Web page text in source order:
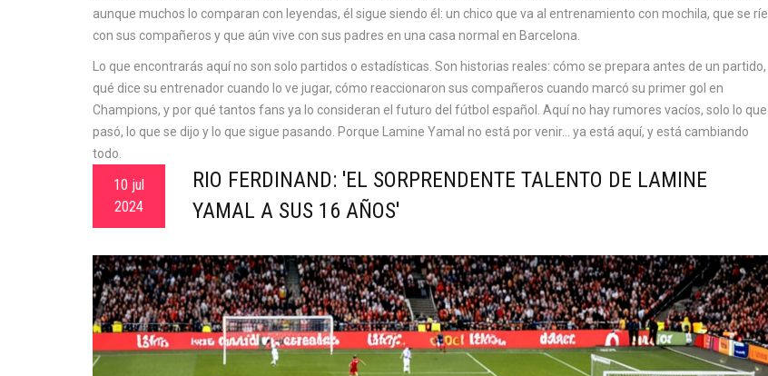
aunque muchos lo comparan con leyendas, él sigue siendo él: un chico que va al entrenamiento con mochila, que se ríe
con sus compañeros y que aún vive con sus padres en una casa normal en Barcelona.
Lo que encontrarás aquí no son solo partidos o estadísticas. Son historias reales: cómo se prepara antes de un partido,
qué dice su entrenador cuando lo ve jugar, cómo reaccionaron sus compañeros cuando marcó su primer gol en
Champions, y por qué tantos fans ya lo consideran el futuro del fútbol español. Aquí no hay rumores vacíos, solo lo que
pasó, lo que se dijo y lo que sigue pasando. Porque Lamine Yamal no está por venir… ya está aquí, y está cambiando
todo.
10 jul
2024
RIO FERDINAND: 'EL SORPRENDENTE TALENTO DE LAMINE
YAMAL A SUS 16 AÑOS'